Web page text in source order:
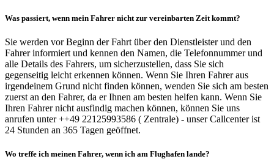
Was passiert, wenn mein Fahrer nicht zur vereinbarten Zeit kommt?
Sie werden vor Beginn der Fahrt über den Dienstleister und den
Fahrer informiert und kennen den Namen, die Telefonnummer und
alle Details des Fahrers, um sicherzustellen, dass Sie sich
gegenseitig leicht erkennen können. Wenn Sie Ihren Fahrer aus
irgendeinem Grund nicht finden können, wenden Sie sich am besten
zuerst an den Fahrer, da er Ihnen am besten helfen kann. Wenn Sie
Ihren Fahrer nicht ausfindig machen können, können Sie uns
anrufen unter ++49 22125993586 ( Zentrale) - unser Callcenter ist
24 Stunden an 365 Tagen geöffnet.
Wo treffe ich meinen Fahrer, wenn ich am Flughafen lande?